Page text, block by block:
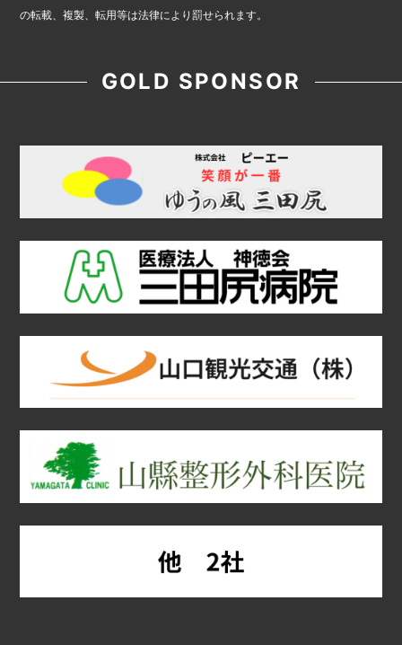
の転載、複製、転用等は法律により罰せられます。
GOLD SPONSOR